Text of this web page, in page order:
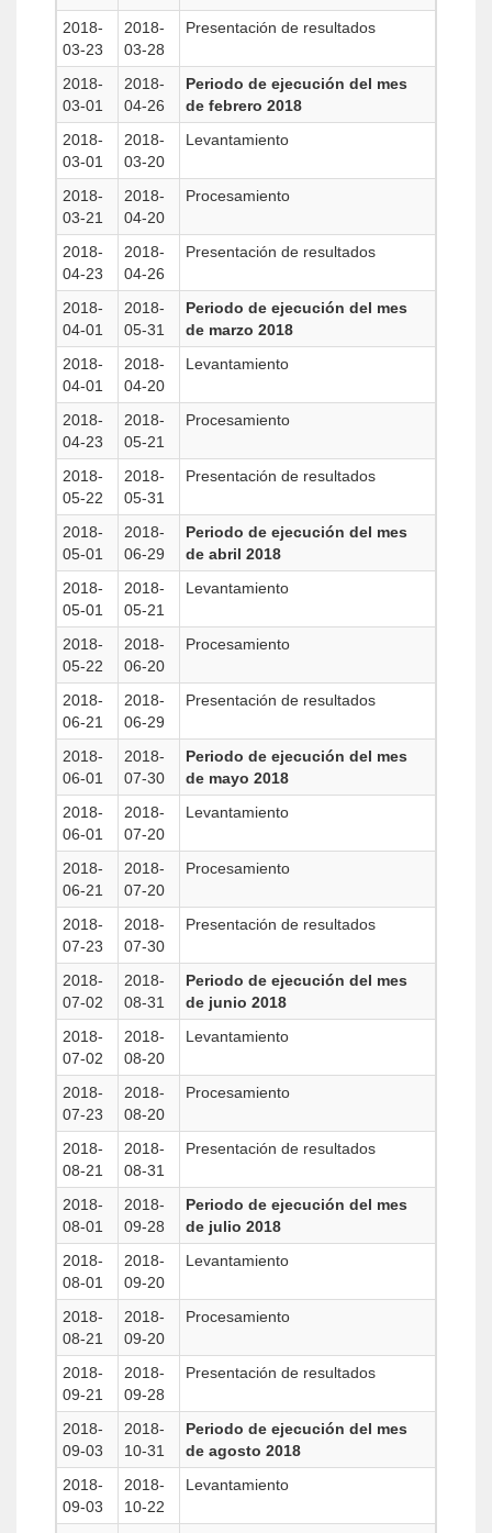
2018-
03-23
2018-
03-28
Presentación de resultados
2018-
03-01
2018-
04-26
Periodo de ejecución del mes
de febrero 2018
2018-
03-01
2018-
03-20
Levantamiento
2018-
03-21
2018-
04-20
Procesamiento
2018-
04-23
2018-
04-26
Presentación de resultados
2018-
04-01
2018-
05-31
Periodo de ejecución del mes
de marzo 2018
2018-
04-01
2018-
04-20
Levantamiento
2018-
04-23
2018-
05-21
Procesamiento
2018-
05-22
2018-
05-31
Presentación de resultados
2018-
05-01
2018-
06-29
Periodo de ejecución del mes
de abril 2018
2018-
05-01
2018-
05-21
Levantamiento
2018-
05-22
2018-
06-20
Procesamiento
2018-
06-21
2018-
06-29
Presentación de resultados
2018-
06-01
2018-
07-30
Periodo de ejecución del mes
de mayo 2018
2018-
06-01
2018-
07-20
Levantamiento
2018-
06-21
2018-
07-20
Procesamiento
2018-
07-23
2018-
07-30
Presentación de resultados
2018-
07-02
2018-
08-31
Periodo de ejecución del mes
de junio 2018
2018-
07-02
2018-
08-20
Levantamiento
2018-
07-23
2018-
08-20
Procesamiento
2018-
08-21
2018-
08-31
Presentación de resultados
2018-
08-01
2018-
09-28
Periodo de ejecución del mes
de julio 2018
2018-
08-01
2018-
09-20
Levantamiento
2018-
08-21
2018-
09-20
Procesamiento
2018-
09-21
2018-
09-28
Presentación de resultados
2018-
09-03
2018-
10-31
Periodo de ejecución del mes
de agosto 2018
2018-
09-03
2018-
10-22
Levantamiento